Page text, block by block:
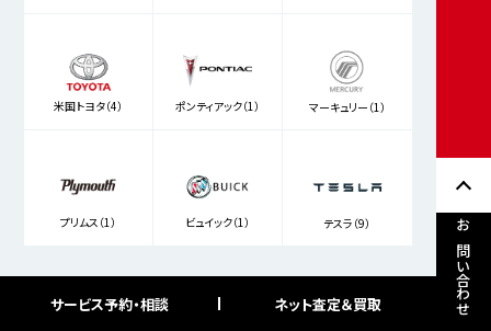
お問い合わせ
米国トヨタ（4） ポンティアック（1） マーキュリー（1）
プリムス（1） ビュイック（1） テスラ（9）
サービス予約・相談 ネット査定＆買取